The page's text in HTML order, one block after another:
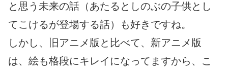
と思う未来の話（あたるとしのぶの子供とし
てこけるが登場する話）も好きですね。
しかし、旧アニメ版と比べて、新アニメ版
は、絵も格段にキレイになってますから、こ